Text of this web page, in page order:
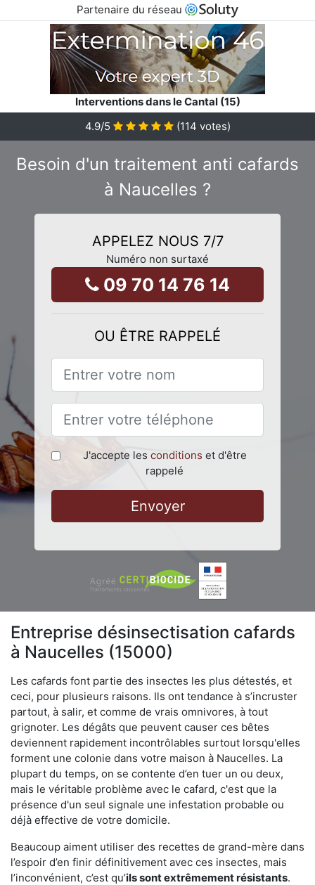
Partenaire du réseau
Interventions dans le Cantal (15)
4.9/5 (114 votes)
Besoin d'un traitement anti cafards
à Naucelles ?
APPELEZ NOUS 7/7
Numéro non surtaxé
09 70 14 76 14
OU ÊTRE RAPPELÉ
J'accepte les conditions et d'être
rappelé
Envoyer
Entreprise désinsectisation cafards
à Naucelles (15000)
Les cafards font partie des insectes les plus détestés, et
ceci, pour plusieurs raisons. Ils ont tendance à s’incruster
partout, à salir, et comme de vrais omnivores, à tout
grignoter. Les dégâts que peuvent causer ces bêtes
deviennent rapidement incontrôlables surtout lorsqu'elles
forment une colonie dans votre maison à Naucelles. La
plupart du temps, on se contente d’en tuer un ou deux,
mais le véritable problème avec le cafard, c'est que la
présence d'un seul signale une infestation probable ou
déjà effective de votre domicile.
Beaucoup aiment utiliser des recettes de grand-mère dans
l’espoir d’en finir définitivement avec ces insectes, mais
l’inconvénient, c’est qu’ils sont extrêmement résistants.